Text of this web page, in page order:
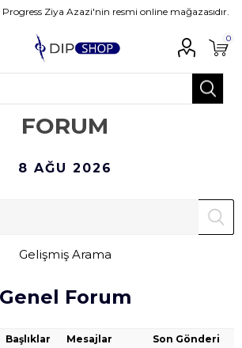
Ziya Azazi'nin resmi online mağazasıdır.
0
FORUM
8 AĞU 2026
Gelişmiş Arama
Genel Forum
Başlıklar Mesajlar Son Gönderi